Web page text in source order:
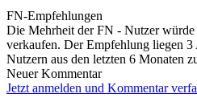
FN-Empfehlungen
Die Mehrheit der FN - Nutzer
verkaufen. Der Empfehlung liegen
Nutzern aus den letzten 6 Monaten
Neuer Kommentar
Jetzt anmelden und Kommentar